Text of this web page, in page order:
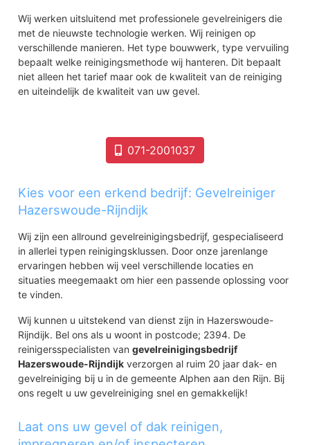
Wij werken uitsluitend met professionele gevelreinigers die
met de nieuwste technologie werken. Wij reinigen op
verschillende manieren. Het type bouwwerk, type vervuiling
bepaalt welke reinigingsmethode wij hanteren. Dit bepaalt
niet alleen het tarief maar ook de kwaliteit van de reiniging
en uiteindelijk de kwaliteit van uw gevel.
071-2001037
Kies voor een erkend bedrijf: Gevelreiniger
Hazerswoude-Rijndijk
Wij zijn een allround gevelreinigingsbedrijf, gespecialiseerd
in allerlei typen reinigingsklussen. Door onze jarenlange
ervaringen hebben wij veel verschillende locaties en
situaties meegemaakt om hier een passende oplossing voor
te vinden.
Wij kunnen u uitstekend van dienst zijn in Hazerswoude-
Rijndijk. Bel ons als u woont in postcode; 2394. De
reinigersspecialisten vangevelreinigingsbedrijf
Hazerswoude-Rijndijk verzorgen al ruim 20 jaar dak- en
gevelreiniging bij u in de gemeente Alphen aan den Rijn. Bij
ons regelt u uw gevelreiniging snel en gemakkelijk!
Laat ons uw gevel of dak reinigen,